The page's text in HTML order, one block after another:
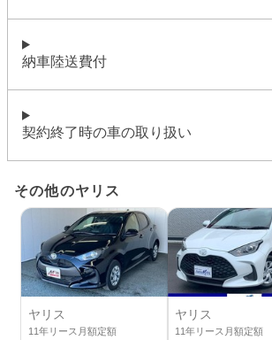
納車陸送費付
契約終了時の車の取り扱い
その他のヤリス
ヤリス
11年リース月額定額
ヤリス
11年リース月額定額